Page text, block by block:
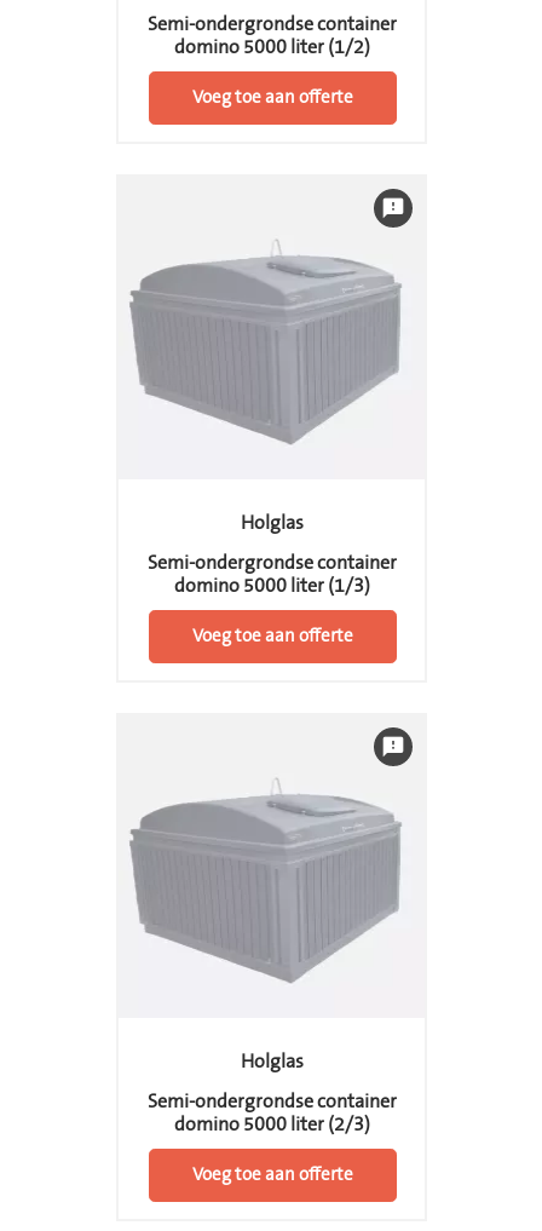
Semi-ondergrondse container
domino 5000 liter (1/2)
Voeg toe aan offerte
feedback
Holglas
Semi-ondergrondse container
domino 5000 liter (1/3)
Voeg toe aan offerte
feedback
Holglas
Semi-ondergrondse container
domino 5000 liter (2/3)
Voeg toe aan offerte